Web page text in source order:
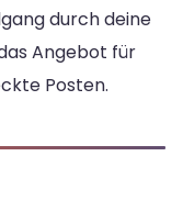
durch deine
Angebot für
Posten.